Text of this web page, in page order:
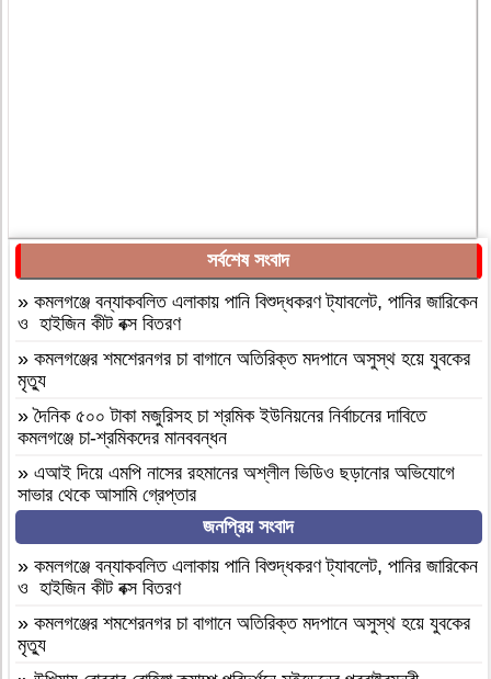
সর্বশেষ সংবাদ
» কমলগঞ্জে বন্যাকবলিত এলাকায় পানি বিশুদ্ধকরণ ট্যাবলেট, পানির জারিকেন
ও হাইজিন কীট বক্স বিতরণ
» কমলগঞ্জের শমশেরনগর চা বাগানে অতিরিক্ত মদপানে অসুস্থ হয়ে যুবকের
মৃত্যু
»দৈনিক ৫০০ টাকা মজুরিসহ চা শ্রমিক ইউনিয়নের নির্বাচনের দাবিতে
কমলগঞ্জে চা-শ্রমিকদের মানববন্ধন
» এআই দিয়ে এমপি নাসের রহমানের অশ্লীল ভিডিও ছড়ানোর অভিযোগে
সাভার থেকে আসামি গ্রেপ্তার
বগুড়া আদমদীঘি ১শ পিস ট্যাপেন্টাডলসহ একজন গ্রেফতার
» বগুড়া আদমদীঘি’র ছাতিয়ানগ্রামে সাংসদ মহিত তালুকদার-কে সংবর্ধনা
প্রদান
» কমলগঞ্জে এমপি হাজী মুজিবকে নাগরিক সংবর্ধনা
»আন্তর্জাতিক আদিবাসী দিবস ২০২৬: বাংলাদেশের আদিবাসীদের দূর্গম
জনপ্রিয় সংবাদ
» কমলগঞ্জে বন্যাকবলিত এলাকায় পানি বিশুদ্ধকরণ ট্যাবলেট, পানির জারিকেন
ও হাইজিন কীট বক্স বিতরণ
» কমলগঞ্জের শমশেরনগর চা বাগানে অতিরিক্ত মদপানে অসুস্থ হয়ে যুবকের
মৃত্যু